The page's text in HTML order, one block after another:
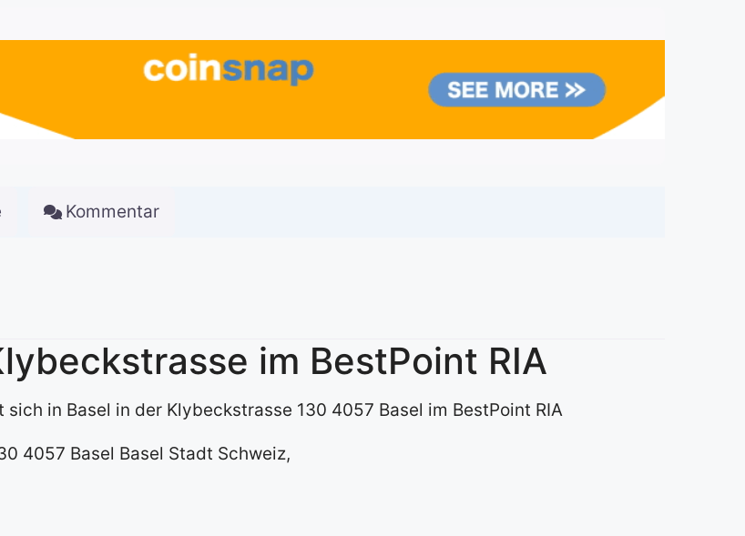
Kommentar
im BestPoint RIA
in Basel in der Klybeckstrasse 130 4057 Basel im BestPoint RIA
4057 Basel Basel Stadt Schweiz,